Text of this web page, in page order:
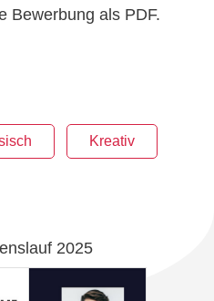
Bewerbung als PDF.
Kreativ
2025